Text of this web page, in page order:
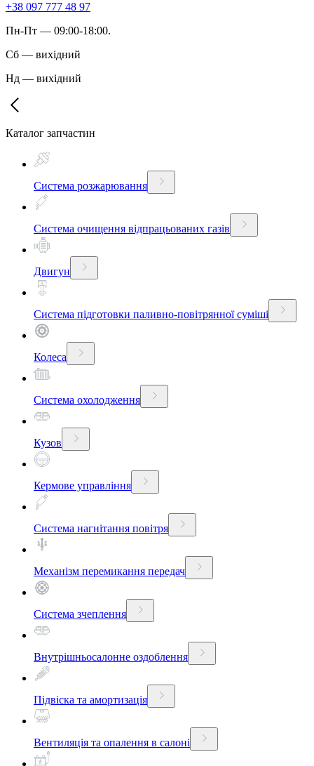
+38 097 777 48 97
Пн-Пт — 09:00-18:00.
Сб — вихідний
Нд — вихідний
Каталог запчастин
Система розжарювання
Система очищення відпрацьованих газів
Двигун
Система підготовки паливно-повітрянної суміші
Колеса
Система охолодження
Кузов
Кермове управління
Система нагнітання повітря
Механізм перемикання передач
Система зчеплення
Внутрішньосалонне оздоблення
Підвіска та амортизація
Вентиляція та опалення в салоні